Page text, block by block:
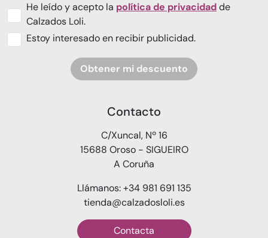
He leído y acepto la política de privacidadde
Calzados Loli.
Estoy interesado en recibir publicidad.
Obtener mi descuento
Contacto
C/Xuncal, Nº 16
15688 Oroso - SIGUEIRO
A Coruña
Llámanos: +34 981 691 135
tienda@calzadosloli.es
Contacta